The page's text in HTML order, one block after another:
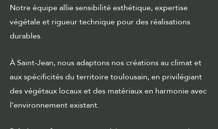
Notre équipe allie sensibilité esthétique, expertise
végétale et rigueur technique pour des réalisations
durables.
À Saint-Jean, nous adaptons nos créations au climat et
aux spécificités du territoire toulousain, en privilégiant
des végétaux locaux et des matériaux en harmonie avec
l’environnement existant.